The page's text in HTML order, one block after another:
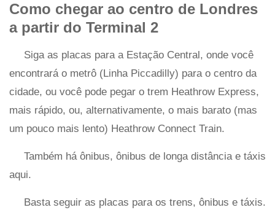
Como chegar ao centro de Londres
a partir do Terminal 2
Siga as placas para a Estação Central, onde você
encontrará o metrô (Linha Piccadilly) para o centro da
cidade, ou você pode pegar o trem Heathrow Express,
mais rápido, ou, alternativamente, o mais barato (mas
um pouco mais lento) Heathrow Connect Train.
Também há ônibus, ônibus de longa distância e táxis
aqui.
Basta seguir as placas para os trens, ônibus e táxis.